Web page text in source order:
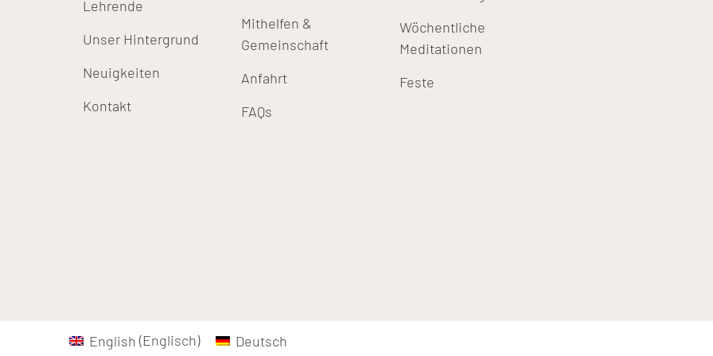
Lehrende
Unser Hintergrund
Neuigkeiten
Kontakt
Mithelfen &
Gemeinschaft
Anfahrt
FAQs
Wöchentliche
Meditationen
Feste
English (Englisch) Deutsch